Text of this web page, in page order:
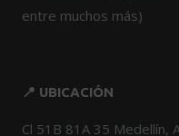
entre muchos más)
📍 UBICACIÓN
Cl 51B 81A 35 Medellín,